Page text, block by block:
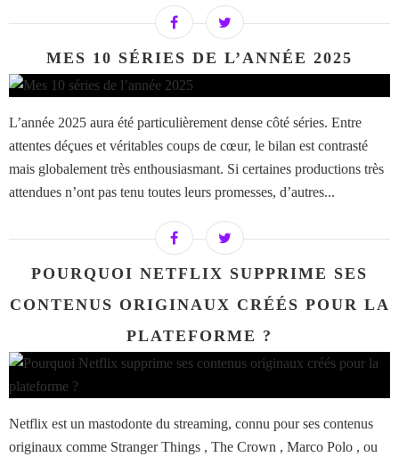
MES 10 SÉRIES DE L’ANNÉE 2025
L’année 2025 aura été particulièrement dense côté séries. Entre
attentes déçues et véritables coups de cœur, le bilan est contrasté
mais globalement très enthousiasmant. Si certaines productions très
attendues n’ont pas tenu toutes leurs promesses, d’autres...
POURQUOI NETFLIX SUPPRIME SES
CONTENUS ORIGINAUX CRÉÉS POUR LA
PLATEFORME ?
Netflix est un mastodonte du streaming, connu pour ses contenus
originaux comme Stranger Things , The Crown , Marco Polo , ou